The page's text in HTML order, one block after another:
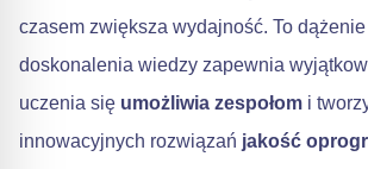
czasem zwiększa wydajność. To dążenie
doskonalenia wiedzy zapewnia
uczenia się umożliwia zespołom i
innowacyjnych rozwiązań jakość